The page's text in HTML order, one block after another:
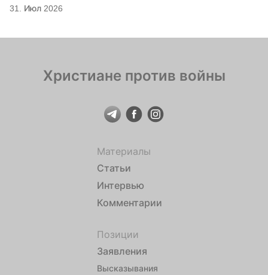
31. Июл 2026
Христиане против войны
Материалы
Статьи
Интервью
Комментарии
Позиции
Заявления
Высказывания